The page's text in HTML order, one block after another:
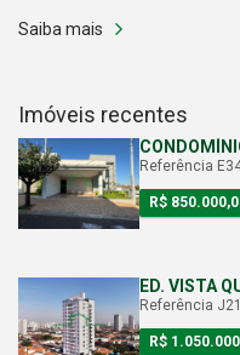
Saiba mais
Imóveis recentes
Referência
R$
ED. VISTA
Referência J21
R$